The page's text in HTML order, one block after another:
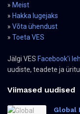
» Meist
» Hakka lugejaks
» Võta ühendust
» Toeta VES
Jälgi VES Facebook'i
uudiste, teadete ja
Viimased uudised
Global